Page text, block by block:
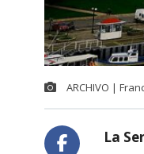
ARCHIVO |
La